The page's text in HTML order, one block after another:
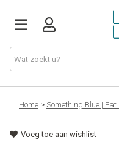
Stoffen
Fournituren
Home > Something Blue |
Voeg toe aan wishlist